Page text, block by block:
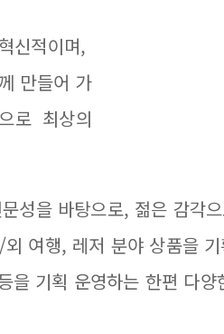
신적이며,
만들어 가
로 최상의
을 바탕으로, 젊은 감각
여행, 레저 분야 상품을
기획 운영하는 한편 다